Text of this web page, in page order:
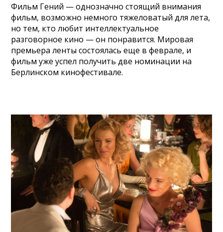
Фильм Гений — однозначно стоящий внимания
фильм, возможно немного тяжеловатый для лета,
но тем, кто любит интеллектуальное
разговорное кино — он понравится. Мировая
премьера ленты состоялась еще в феврале, и
фильм уже успел получить две номинации на
Берлинском кинофестивале.